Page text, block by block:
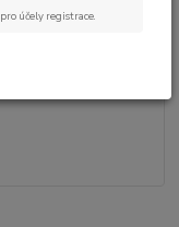
síla
pro účely registrace.